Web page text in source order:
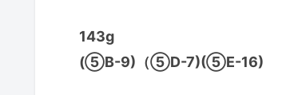
143g
(⑤B-9)（⑤D-7)(⑤E-16)